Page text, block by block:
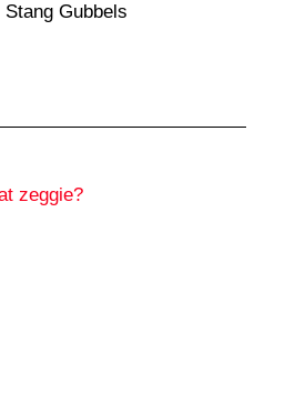
Stang Gubbels